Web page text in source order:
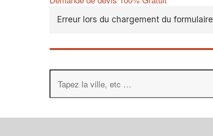
Erreur lors du chargement du formulaire